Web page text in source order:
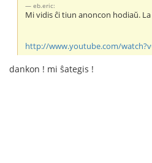
eb.eric:
Mi vidis ĉi tiun anoncon hodiaŭ.
http://www.youtube.com/
dankon ! mi ŝategis !